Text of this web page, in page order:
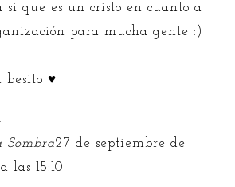
si que es un cristo en cuanto a
para mucha gente :)
besito ♥
Sombra27 de septiembre de
las 15:10